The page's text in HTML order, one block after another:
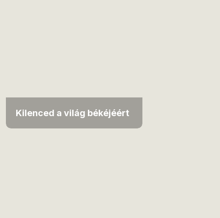
Kilenced a világ békéjéért